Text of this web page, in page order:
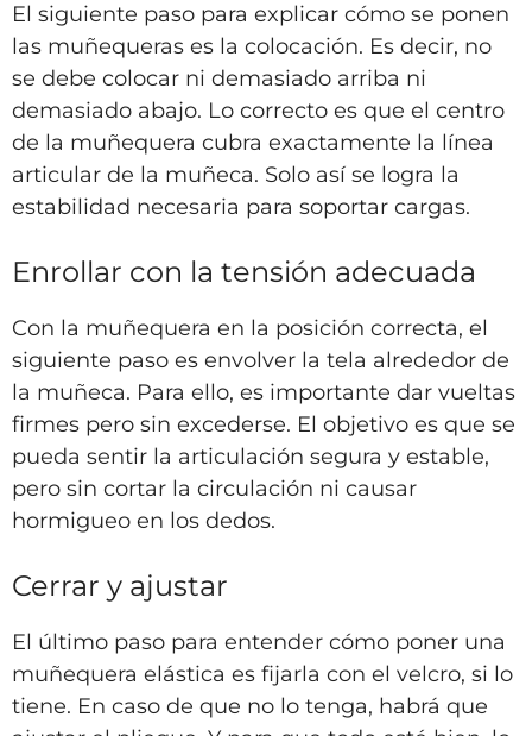
El siguiente paso para explicar cómo se ponen
las muñequeras es la colocación. Es decir, no
se debe colocar ni demasiado arriba ni
demasiado abajo. Lo correcto es que el centro
de la muñequera cubra exactamente la línea
articular de la muñeca. Solo así se logra la
estabilidad necesaria para soportar cargas.
Enrollar con la tensión adecuada
Con la muñequera en la posición correcta, el
siguiente paso es envolver la tela alrededor de
la muñeca. Para ello, es importante dar vueltas
firmes pero sin excederse. El objetivo es que se
pueda sentir la articulación segura y estable,
pero sin cortar la circulación ni causar
hormigueo en los dedos.
Cerrar y ajustar
El último paso para entender cómo poner una
muñequera elástica es fijarla con el velcro, si lo
tiene. En caso de que no lo tenga, habrá que